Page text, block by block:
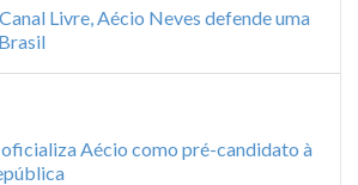
Livre, Aécio Neves defende uma
Aécio como pré-candidato à